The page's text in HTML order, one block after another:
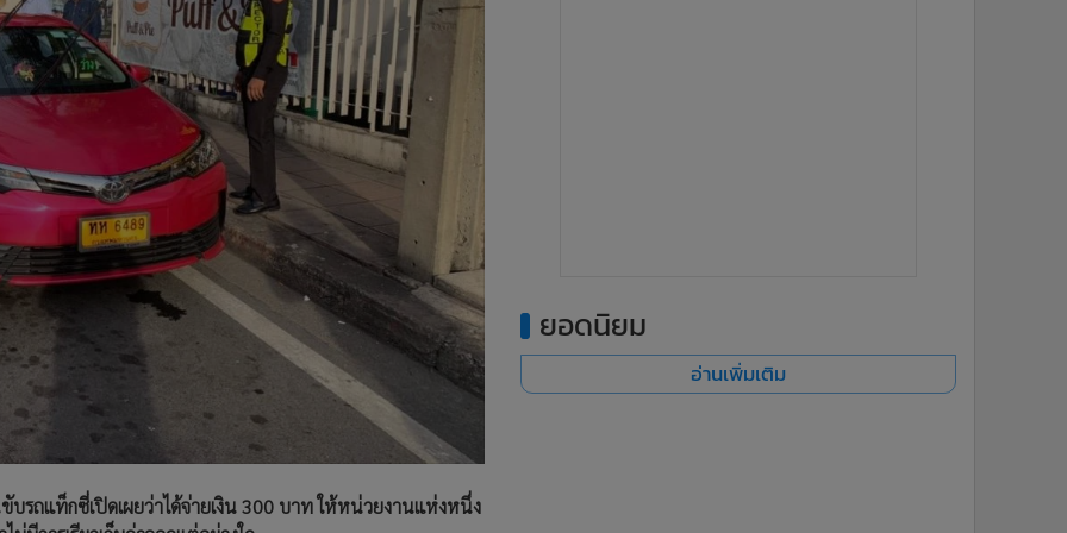
รถแท็กซี่เปิดเผยว่าได้จ่ายเงิน 300 บาท ให้หน่วยงานแห่งหนึ่ง
ยอดนิยม
อ่านเพิ่มเติม